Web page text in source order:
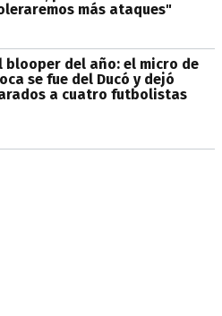
más ataques"
blooper del año: el micro de
se fue del Ducó y dejó
a cuatro futbolistas